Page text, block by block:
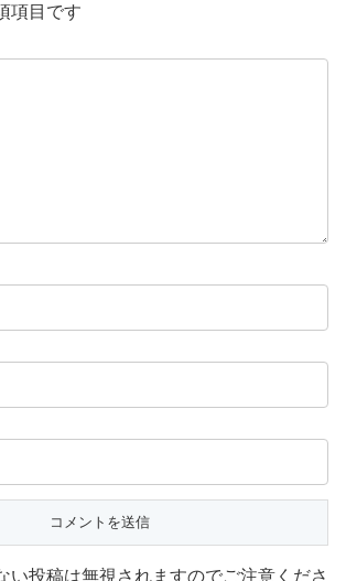
項目です
い投稿は無視されますのでご注意くださ